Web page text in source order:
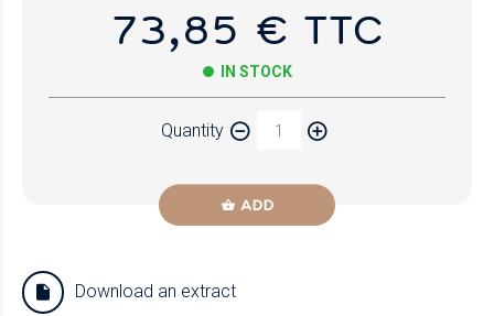
73,85 € TTC
IN STOCK
Quantity
ADD
Download an extract